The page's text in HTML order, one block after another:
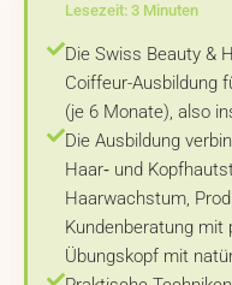
Lesezeit: 3 Minuten
Die Swiss Beauty &
Coiffeur-Ausbildung
(je 6 Monate), also
Die Ausbildung
Haar‑ und
Haarwachstum,
Kundenberatung mit
Übungskopf mit